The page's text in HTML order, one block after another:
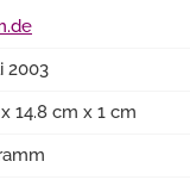
2003
14.8 cm x 1 cm